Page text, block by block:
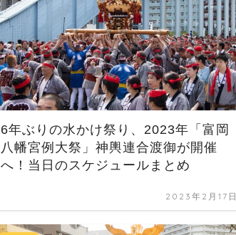
6年ぶりの水かけ祭り、2023年「富岡
八幡宮例大祭」神輿連合渡御が開催
へ！当日のスケジュールまとめ
2023年2月17日